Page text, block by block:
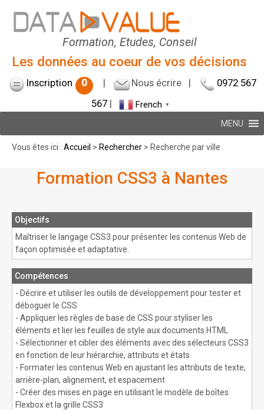
Formation, Etudes, Conseil
Les données au coeur de vos décisions
Inscription 0 | Nous écrire |
0972 567
567 | French ▼
MENU
Vous êtes ici : Accueil > Rechercher > Recherche par ville
Formation CSS3 à Nantes
Objectifs
Maîtriser le langage CSS3 pour présenter les contenus Web de
façon optimisée et adaptative.
Compétences
- Décrire et utiliser les outils de développement pour tester et
déboguer le CSS
- Appliquer les règles de base de CSS pour styliser les
éléments et lier les feuilles de style aux documents HTML
- Sélectionner et cibler des éléments avec des sélecteurs CSS3
en fonction de leur hiérarchie, attributs et états
- Formater les contenus Web en ajustant les attributs de texte,
arrière-plan, alignement, et espacement
- Créer des mises en page en utilisant le modèle de boîtes
Flexbox et la grille CSS3